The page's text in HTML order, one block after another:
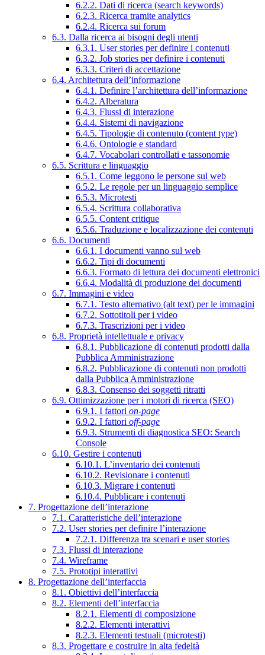
6.2.2. Dati di ricerca (search keywords)
6.2.3. Ricerca tramite analytics
6.2.4. Ricerca sui forum
6.3. Dalla ricerca ai bisogni degli utenti
6.3.1. User stories per definire i contenuti
6.3.2. Job stories per definire i contenuti
6.3.3. Criteri di accettazione
6.4. Architettura dell’informazione
6.4.1. Definire l’architettura dell’informazione
6.4.2. Alberatura
6.4.3. Flussi di interazione
6.4.4. Sistemi di navigazione
6.4.5. Tipologie di contenuto (content type)
6.4.6. Ontologie e standard
6.4.7. Vocabolari controllati e tassonomie
6.5. Scrittura e linguaggio
6.5.1. Come leggono le persone sul web
6.5.2. Le regole per un linguaggio semplice
6.5.3. Microtesti
6.5.4. Scrittura collaborativa
6.5.5. Content critique
6.5.6. Traduzione e localizzazione dei contenuti
6.6. Documenti
6.6.1. I documenti vanno sul web
6.6.2. Tipi di documenti
6.6.3. Formato di lettura dei documenti elettronici
6.6.4. Modalità di produzione dei documenti
6.7. Immagini e video
6.7.1. Testo alternativo (alt text) per le immagini
6.7.2. Sottotitoli per i video
6.7.3. Trascrizioni per i video
6.8. Proprietà intellettuale e privacy
6.8.1. Pubblicazione di contenuti prodotti dalla
Pubblica Amministrazione
6.8.2. Pubblicazione di contenuti non prodotti
dalla Pubblica Amministrazione
6.8.3. Consenso dei soggetti ritratti
6.9. Ottimizzazione per i motori di ricerca (SEO)
6.9.1. I fattori on-page
6.9.2. I fattori off-page
6.9.3. Strumenti di diagnostica SEO: Search
Console
6.10. Gestire i contenuti
6.10.1. L’inventario dei contenuti
6.10.2. Revisionare i contenuti
6.10.3. Migrare i contenuti
6.10.4. Pubblicare i contenuti
7. Progettazione dell’interazione
7.1. Caratteristiche dell’interazione
7.2. User stories per definire l’interazione
7.2.1. Differenza tra scenari e user stories
7.3. Flussi di interazione
7.4. Wireframe
7.5. Prototipi interattivi
8. Progettazione dell’interfaccia
8.1. Obiettivi dell’interfaccia
8.2. Elementi dell’interfaccia
8.2.1. Elementi di composizione
8.2.2. Elementi interattivi
8.2.3. Elementi testuali (microtesti)
8.3. Progettare e costruire in alta fedeltà